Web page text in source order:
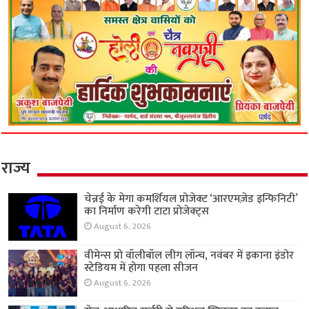
राज्य
चेन्नई के मेगा कमर्शियल प्रोजेक्ट ‘आरएमज़ेड इन्फिनिटी’
का निर्माण करेगी टाटा प्रोजेक्ट्स
August 6, 2026
वीमेन्स प्रो वॉलीबॉल लीग लॉन्च, नवंबर में इकाना इंडोर
स्टेडियम में होगा पहला सीजन
August 6, 2026